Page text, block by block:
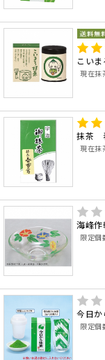
こい
現在抹
抹茶
現在抹
海峰作
限定個
今日か
限定個